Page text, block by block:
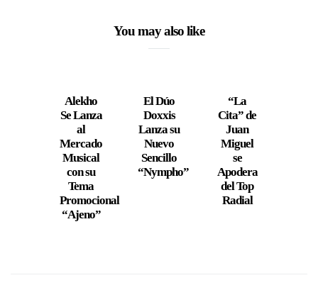
You may also like
Alekho
Se Lanza
al
Mercado
Musical
con su
Tema
Promocional
“Ajeno”
El Dúo
Doxxis
Lanza su
Nuevo
Sencillo
“Nympho”
“La
Cita” de
Juan
Miguel
se
Apodera
del Top
Radial